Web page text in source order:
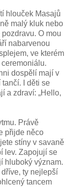
hlouček Masajů
malý kluk nebo
O mou
nabarvenou
ve kterém
dospělí mají v
I děti se
a zdraví: „Hello,
Právě
přijde něco
stíny v savaně
lev. Zapojují se
hluboký význam.
ty nejlepší
tancem